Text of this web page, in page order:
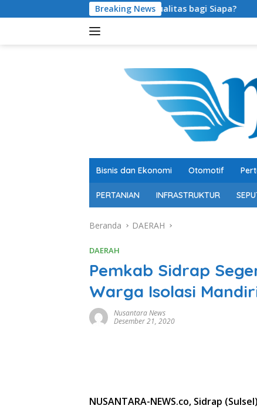
ke
Breaking News
Berkualitas bagi Siapa? Bupati OKU Selatan
Bisnis dan Ekonomi Otomotif
PERTANIAN INFRASTRUKTUR
Beranda DAERAH
DAERAH
Pemkab Sidrap
Warga Isolasi
Nusantara News
Desember 21, 2020
NUSANTARA-NEWS.co, Sidrap (Sulsel)